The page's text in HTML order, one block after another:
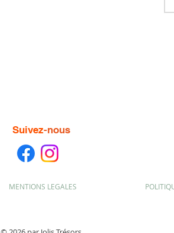
Suivez-nous
MENTIONS LEGALES